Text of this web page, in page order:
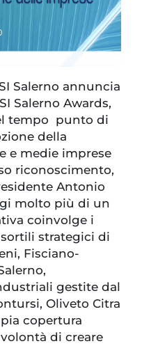
Salerno annuncia
Salerno Awards,
tempo punto di
della
e medie imprese
riconoscimento,
Antonio
molto più di un
coinvolge i
strategici di
Fisciano-
gestite dal
Oliveto Citra
copertura
di creare